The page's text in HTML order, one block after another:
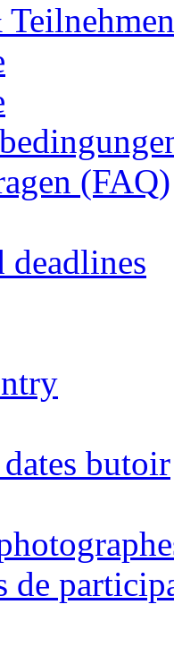
(FAQ)
deadlines
butoir
de